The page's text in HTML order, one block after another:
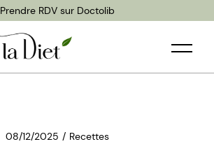
Prendre RDV sur Doctolib
08/12/2025 Recettes